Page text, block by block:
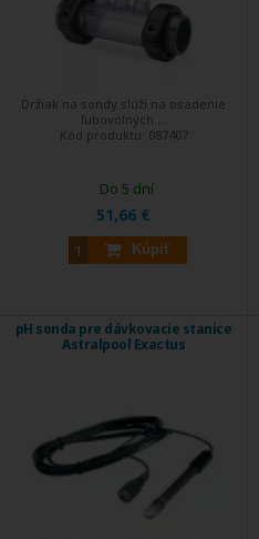
Držiak na sondy slúži na osadenie
ľubovoľných ...
Kód produktu: 087407
51,66 €
Kúpiť
Do 5 dní
pH sonda pre dávkovacie stanice
Astralpool Exactus